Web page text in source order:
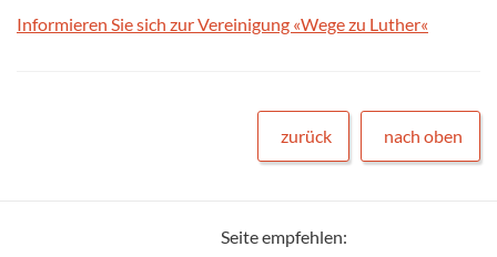
Informieren Sie sich zur Vereinigung «Wege zu Luther«
zurück nach oben
Seite empfehlen: